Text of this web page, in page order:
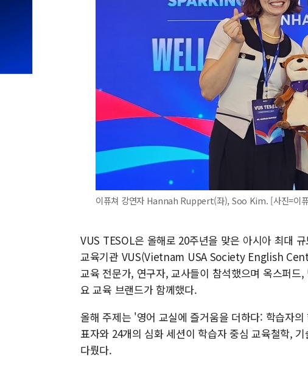
이퓨쳐 강연자 Hannah Ruppert(좌), Soo Kim. [사진=이
VUS TESOL은 올해로 20주년을 맞은 아시아 최대
교육기관 VUS(Vietnam USA Society English
교육 전문가, 연구자, 교사들이 참석했으며 옥스퍼
요 교육 브랜드가 함께했다.
올해 주제는 '영어 교실에 즐거움을 더하다: 학습자
표자와 24개의 심화 세션이 학습자 중심 교육철학,
다뤘다.